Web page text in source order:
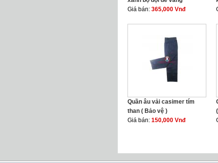
Giá bán: 365,000 Vnđ
Quần âu vải casimer tím
than ( Bảo vệ )
Giá bán: 150,000 Vnđ